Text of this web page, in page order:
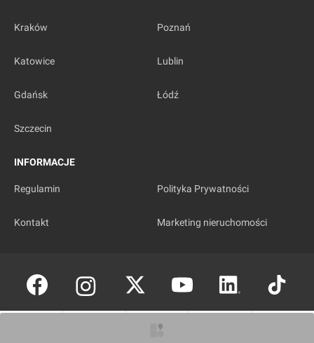
Kraków Poznań
Katowice Lublin
Gdańsk Łódź
Szczecin
INFORMACJE
Regulamin Polityka Prywatności
Kontakt Marketing nieruchomości